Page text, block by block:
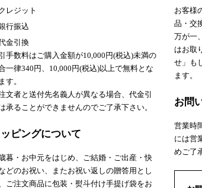
レジット
行振込
金引換
手数料はご購入金額が10,000円(税込)未満の
一律340円、10,000円(税込)以上で無料とな
す。
文者と送付先名義人が異なる場合、代金引
承ることができませんのでご了承下さい。
ピングについて
暮・お中元をはじめ、ご結婚・ご出産・快
どのお祝い、またお祝い返しの贈答用とし
ご注文商品に包装・熨斗付け手提げ袋をお
お客様
品・交
万が一
はお取
せ」も
ます。
お問
営業時
には営
めご了